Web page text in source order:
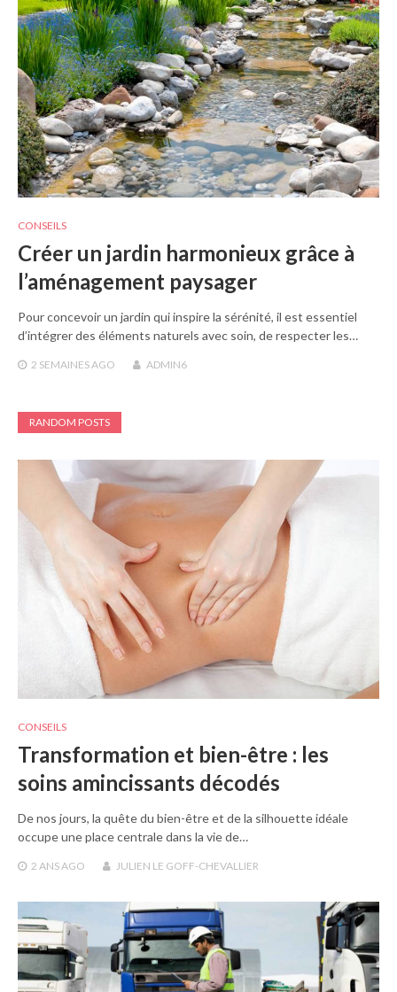
CONSEILS
Créer un jardin harmonieux grâce à
l’aménagement paysager
Pour concevoir un jardin qui inspire la sérénité, il est essentiel
d’intégrer des éléments naturels avec soin, de respecter les…
2 SEMAINES AGO ADMIN6
RANDOM POSTS
CONSEILS
Transformation et bien-être : les
soins amincissants décodés
De nos jours, la quête du bien-être et de la silhouette idéale
occupe une place centrale dans la vie de…
2 ANS AGO JULIEN LE GOFF-CHEVALLIER